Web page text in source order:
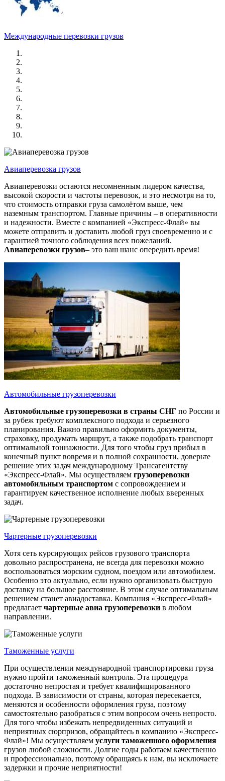
Международные перевозки грузов
Авиаперевозка грузов
Авиаперевозки остаются несомненным лидером качества,
высокой скорости и частоты перевозок, и это несмотря на то,
что стоимость отправки груза самолётом выше, чем
наземным транспортом. Главные причины – в оперативности
и надежности. Вместе с компанией «Экспресс-Флай» вы
можете отправить и доставить любой груз своевременно и с
гарантией точного соблюдения всех пожеланий.
Авиаперевозки грузов– это ваш шанс опередить время!
Автомобильные грузоперевозки
Автомобильные грузоперевозки в страны СНГ по России и
за рубеж требуют комплексного подхода и серьезного
планирования. Важно правильно оформить документы,
страховку, продумать маршрут, а также подобрать транспорт
оптимальной тоннажности. Для того чтобы груз прибыл в
конечный пункт вовремя и в полной сохранности, доверьте
решение этих задач международному Трансагентству
«Экспресс-Флай». Мы осуществляем грузоперевозки
автомобильным транспортом с сопровождением и
гарантируем качественное исполнение любых вверенных
задач.
Чартерные грузоперевозки
Хотя сеть курсирующих рейсов грузового транспорта
довольно распространена, не всегда для перевозки можно
воспользоваться морским судном, поездом или автомобилем.
Особенно это актуально, если нужно организовать быструю
доставку на большое расстояние. В этом случае оптимальным
решением станет авиадоставка. Компания «Экспресс-Флай»
предлагает чартерные авиа грузоперевозки в любом
направлении.
Таможенные услуги
При осуществлении международной транспортировки груза
нужно пройти таможенный контроль. Эта процедура
достаточно непростая и требует квалифицированного
подхода. В зависимости от страны, которая пересекается,
меняются и особенности оформления груза, поэтому
самостоятельно разобраться с этим вопросом очень непросто.
Для того чтобы избежать непредвиденных ситуаций и
неприятных сюрпризов, обращайтесь в компанию «Экспресс-
Флай»! Мы осуществляем услуги таможенного оформления
грузов любой сложности. Долгие годы работаем качественно
и профессионально, поэтому обращаясь к нам, вы исключаете
задержки и прочие неприятности!